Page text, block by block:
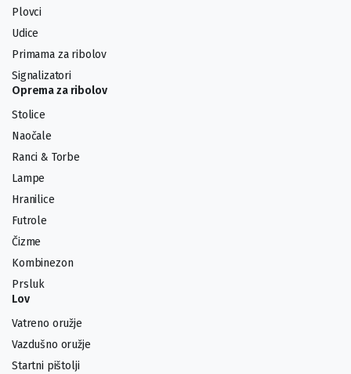
Plovci
Udice
Primama za ribolov
Signalizatori
Oprema za ribolov
Stolice
Naočale
Ranci & Torbe
Lampe
Hranilice
Futrole
Čizme
Kombinezon
Prsluk
Lov
Vatreno oružje
Vazdušno oružje
Startni pištolji